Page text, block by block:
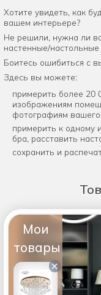
Хотите увидеть, как
вашем интерьере?
Не решили, нужна ли
настенные/настольные
Боитесь ошибиться с
Здесь вы можете:
примерить более 20
изображениям
фотографиям
примерить к одному
бра, расставить
сохранить и
Мои
товары
×